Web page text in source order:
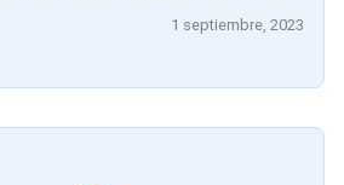
1 septiembre, 2023